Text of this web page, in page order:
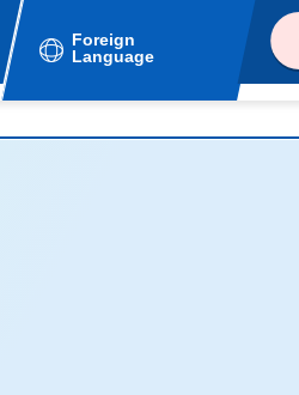
Foreign
Language